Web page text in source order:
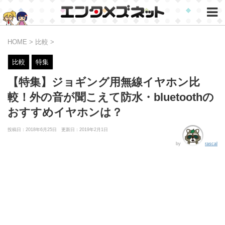
HOME > 比較 >
比較 特集
【特集】ジョギング用無線イヤホン比
較！外の音が聞こえて防水・bluetoothの
おすすめイヤホンは？
投稿日：2018年6月25日 更新日： 2019年2月1日
by rascal